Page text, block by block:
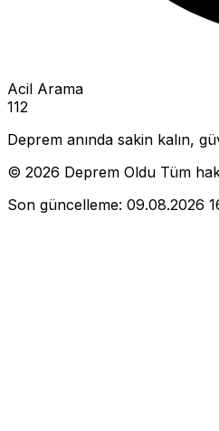
Acil Arama
112
Deprem anında sakin kalın,
© 2026 Deprem Oldu Tüm
Son güncelleme: 09.08.2026